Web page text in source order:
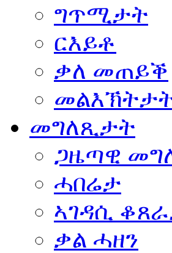
ግጥሚታት
ርእይቶ
ቃለ መጠይቕ
መግለጺታት
ጋዜጣዊ
ሓበሬታ
ኣገዳሲ
ቃል ሓዘን